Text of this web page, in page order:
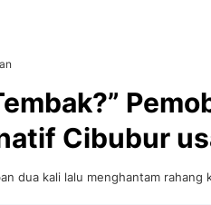
Cibubur
dua kali lalu menghantam rahang